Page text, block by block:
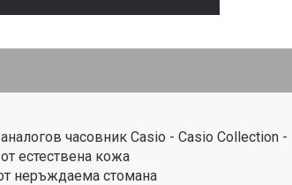
часовник Casio - Casio Collection -
естествена кожа
неръждаема стомана